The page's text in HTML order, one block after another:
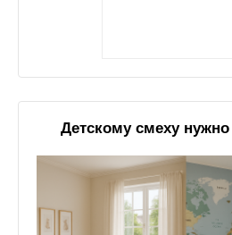
Детскому смеху